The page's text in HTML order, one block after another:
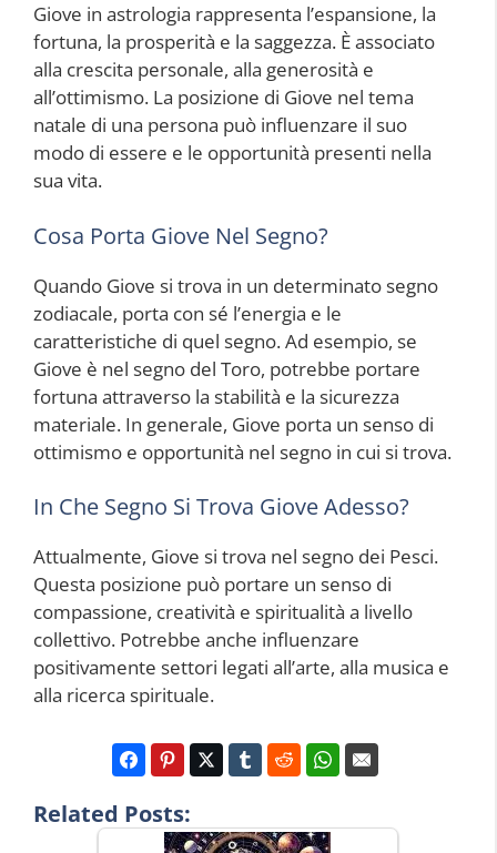
Giove in astrologia rappresenta l’espansione, la
fortuna, la prosperità e la saggezza. È associato
alla crescita personale, alla generosità e
all’ottimismo. La posizione di Giove nel tema
natale di una persona può influenzare il suo
modo di essere e le opportunità presenti nella
sua vita.
Cosa Porta Giove Nel Segno?
Quando Giove si trova in un determinato segno
zodiacale, porta con sé l’energia e le
caratteristiche di quel segno. Ad esempio, se
Giove è nel segno del Toro, potrebbe portare
fortuna attraverso la stabilità e la sicurezza
materiale. In generale, Giove porta un senso di
ottimismo e opportunità nel segno in cui si trova.
In Che Segno Si Trova Giove Adesso?
Attualmente, Giove si trova nel segno dei Pesci.
Questa posizione può portare un senso di
compassione, creatività e spiritualità a livello
collettivo. Potrebbe anche influenzare
positivamente settori legati all’arte, alla musica e
alla ricerca spirituale.
Related Posts: